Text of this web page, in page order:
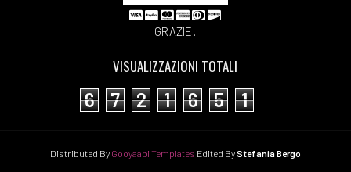
GRAZIE!
VISUALIZZAZIONI TOTALI
6 7 2 1 6 5 1
Distributed By Gooyaabi Templates Edited ByStefania Bergo